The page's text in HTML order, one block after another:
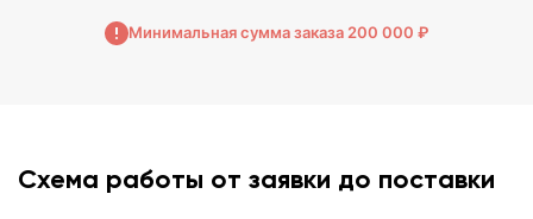
Минимальная сумма заказа 200 000 ₽
Схема работы от заявки до поставки